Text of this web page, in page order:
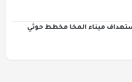
ميناء المخا مخطط حوثي